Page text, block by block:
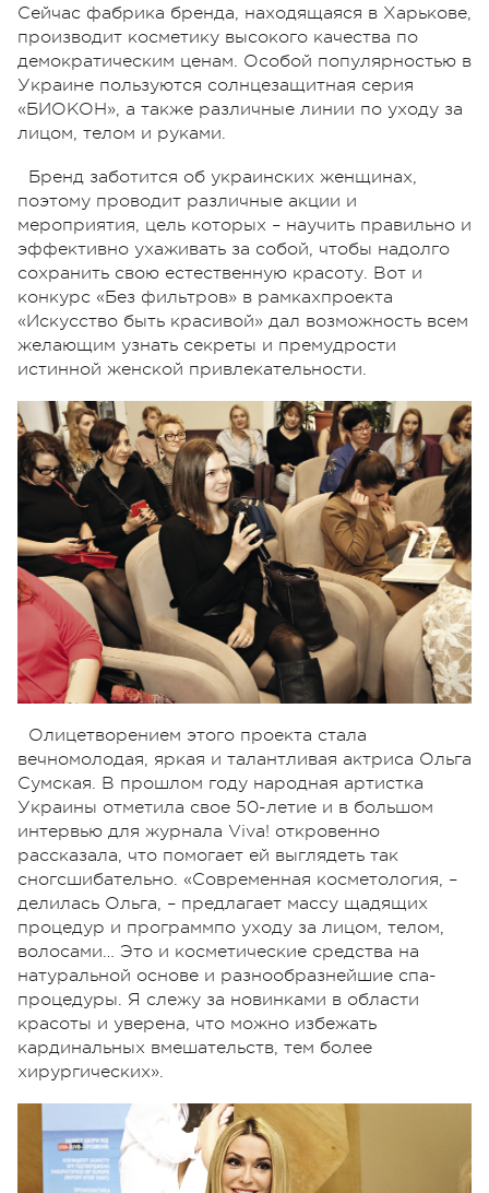
Сейчас фабрика бренда, находящаяся в Харькове,
производит косметику высокого качества по
демократическим ценам. Особой популярностью в
Украине пользуются солнцезащитная серия
«БИОКОН», а также различные линии по уходу за
лицом, телом и руками.
Бренд заботится об украинских женщинах,
поэтому проводит различные акции и
мероприятия, цель которых – научить правильно и
эффективно ухаживать за собой, чтобы надолго
сохранить свою естественную красоту. Вот и
конкурс «Без фильтров» в рамкахпроекта
«Искусство быть красивой» дал возможность всем
желающим узнать секреты и премудрости
истинной женской привлекательности.
Олицетворением этого проекта стала
вечномолодая, яркая и талантливая актриса Ольга
Сумская. В прошлом году народная артистка
Украины отметила свое 50-летие и в большом
интервью для журнала Viva! откровенно
рассказала, что помогает ей выглядеть так
сногсшибательно. «Современная косметология, –
делилась Ольга, – предлагает массу щадящих
процедур и программпо уходу за лицом, телом,
волосами… Это и косметические средства на
натуральной основе и разнообразнейшие спа-
процедуры. Я слежу за новинками в области
красоты и уверена, что можно избежать
кардинальных вмешательств, тем более
хирургических».